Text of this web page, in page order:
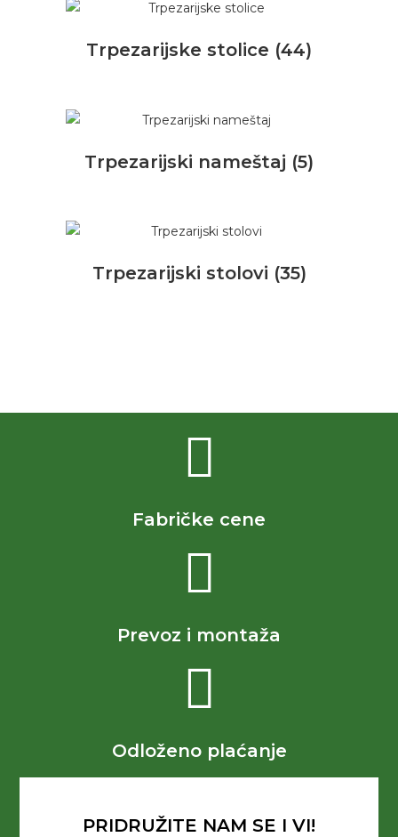
Trpezarijske stolice (44)
Trpezarijski nameštaj (5)
Trpezarijski stolovi (35)
Fabričke cene
Prevoz i montaža
Odloženo plaćanje
PRIDRUŽITE NAM SE I VI!